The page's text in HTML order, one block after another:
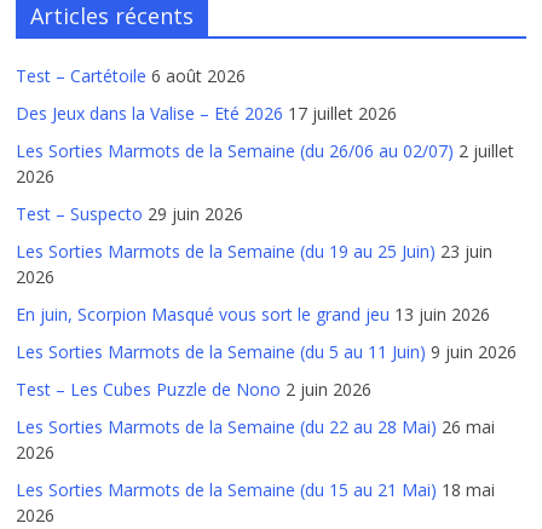
Articles récents
Test – Cartétoile 6 août 2026
Des Jeux dans la Valise – Eté 2026 17 juillet 2026
Les Sorties Marmots de la Semaine (du 26/06 au 02/07) 2 juillet
2026
Test – Suspecto 29 juin 2026
Les Sorties Marmots de la Semaine (du 19 au 25 Juin) 23 juin
2026
En juin, Scorpion Masqué vous sort le grand jeu 13 juin 2026
Les Sorties Marmots de la Semaine (du 5 au 11 Juin) 9 juin 2026
Test – Les Cubes Puzzle de Nono 2 juin 2026
Les Sorties Marmots de la Semaine (du 22 au 28 Mai) 26 mai
2026
Les Sorties Marmots de la Semaine (du 15 au 21 Mai) 18 mai
2026